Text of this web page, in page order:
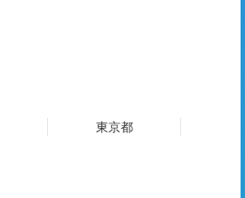
東京都